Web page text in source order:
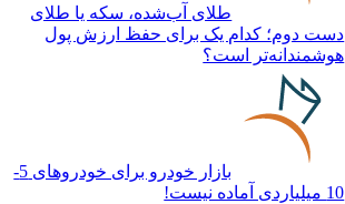
طلای آب‌شده، سکه یا طلای
دست دوم؛ کدام یک برای حفظ ارزش پول
هوشمندانه‌تر است؟
بازار خودرو برای خودروهای 5-
10 میلیاردی آماده نیست!